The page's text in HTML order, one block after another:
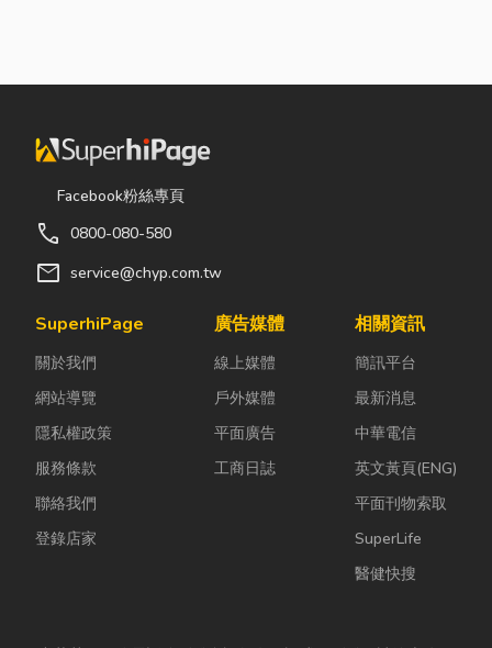
自台北的專業設計。
Facebook粉絲專頁
call 0800-080-580
mail service@chyp.com.tw
SuperhiPage
關於我們
網站導覽
隱私權政策
服務條款
聯絡我們
登錄店家
廣告媒體
線上媒體
戶外媒體
平面廣告
工商日誌
相關資訊
簡訊平台
最新消息
中華電信
英文黃頁(ENG)
平面刊物索取
SuperLife
醫健快搜